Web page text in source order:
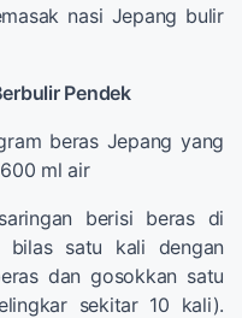
nasi Jepang bulir
Pendek
beras Jepang yang
ml air
berisi beras di
satu kali dengan
dan gosokkan satu
sekitar 10 kali).